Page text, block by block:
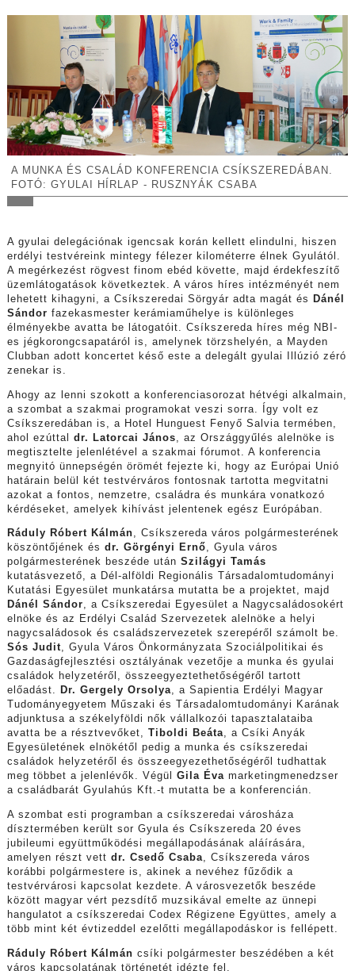
A MUNKA ÉS CSALÁD KONFERENCIA CSÍKSZEREDÁBAN.
FOTÓ: GYULAI HÍRLAP - RUSZNYÁK CSABA
A gyulai delegációnak igencsak korán kellett elindulni, hiszen
erdélyi testvéreink mintegy félezer kilométerre élnek Gyulától.
A megérkezést rögvest finom ebéd követte, majd érdekfeszítő
üzemlátogatások következtek. A város híres intézményét nem
lehetett kihagyni, a Csíkszeredai Sörgyár adta magát és
Dánél
Sándor fazekasmester kerámiaműhelye is különleges
élményekbe avatta be látogatóit. Csíkszereda híres még NBI-
es jégkorongcsapatáról is, amelynek törzshelyén, a Mayden
Clubban adott koncertet késő este a delegált gyulai Illúzió zéró
zenekar is.
Ahogy az lenni szokott a konferenciasorozat hétvégi alkalmain,
a szombat a szakmai programokat veszi sorra. Így volt ez
Csíkszeredában is, a Hotel Hunguest Fenyő Salvia termében,
ahol ezúttal dr. Latorcai János , az Országgyűlés alelnöke is
megtisztelte jelenlétével a szakmai fórumot. A konferencia
megnyitó ünnepségén örömét fejezte ki, hogy az Európai Unió
határain belül két testvérváros fontosnak tartotta megvitatni
azokat a fontos, nemzetre, családra és munkára vonatkozó
kérdéseket, amelyek kihívást jelentenek egész Európában.
Ráduly Róbert Kálmán, Csíkszereda város polgármesterének
köszöntőjének és dr. Görgényi Ernő, Gyula város
polgármesterének beszéde után Szilágyi Tamás
kutatásvezető, a Dél-alföldi Regionális Társadalomtudományi
Kutatási Egyesület munkatársa mutatta be a projektet, majd
Dánél Sándor, a Csíkszeredai Egyesület a Nagycsaládosokért
elnöke és az Erdélyi Család Szervezetek alelnöke a helyi
nagycsaládosok és családszervezetek szerepéről számolt be.
Sós Judit, Gyula Város Önkormányzata Szociálpolitikai és
Gazdaságfejlesztési osztályának vezetője a munka és gyulai
családok helyzetéről, összeegyeztethetőségéről tartott
előadást.
Dr. Gergely Orsolya, a Sapientia Erdélyi Magyar
Tudományegyetem Műszaki és Társadalomtudományi Karának
adjunktusa a székelyföldi nők vállalkozói tapasztalataiba
avatta be a résztvevőket, Tiboldi Beáta, a Csíki Anyák
Egyesületének elnökétől pedig a munka és csíkszeredai
családok helyzetéről és összeegyezethetőségéről tudhattak
meg többet a jelenlévők. Végül Gila Évamarketingmenedzser
a családbarát Gyulahús Kft.-t mutatta be a konferencián.
A szombat esti programban a csíkszeredai városháza
dísztermében került sor Gyula és Csíkszereda 20 éves
jubileumi együttműködési megállapodásának aláírására,
amelyen részt vett dr. Csedő Csaba, Csíkszereda város
korábbi polgármestere is, akinek a nevéhez fűződik a
testvérvárosi kapcsolat kezdete. A városvezetők beszéde
között magyar vért pezsdítő muzsikával emelte az ünnepi
hangulatot a csíkszeredai Codex Régizene Együttes, amely a
több mint két évtizeddel ezelőtti megállapodáskor is fellépett.
Ráduly Róbert Kálmán csíki polgármester beszédében a két
város kapcsolatának történetét idézte fel.